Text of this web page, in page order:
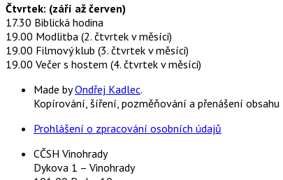
Čtvrtek: (září až červen)
17.30 Biblická hodina
19.00 Modlitba (2. čtvrtek v měsíci)
19.00 Filmový klub (3. čtvrtek v měsíci)
19.00 Večer s hostem (4. čtvrtek v měsíci)
Made byOndřej Kadlec.
Kopírování, šíření, pozměňování a přenášení
Prohlášení o zpracování osobních údajů
CČSH Vinohrady
Dykova 1 – Vinohrady